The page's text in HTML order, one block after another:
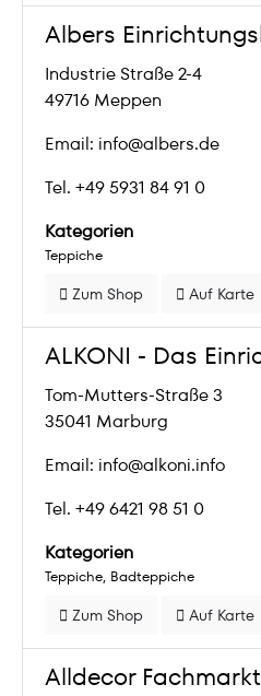
Albers
Industrie Straße 2-4
49716 Meppen
Email: info@albers.de
Tel. +49 5931 84 91 0
Kategorien
Teppiche
Zum Shop Auf Karte
ALKONI - Das
Tom-Mutters-Straße 3
35041 Marburg
Email: info@alkoni.info
Tel. +49 6421 98 51 0
Kategorien
Teppiche Badteppiche
Zum Shop Auf Karte
Alldecor Fachmarkt